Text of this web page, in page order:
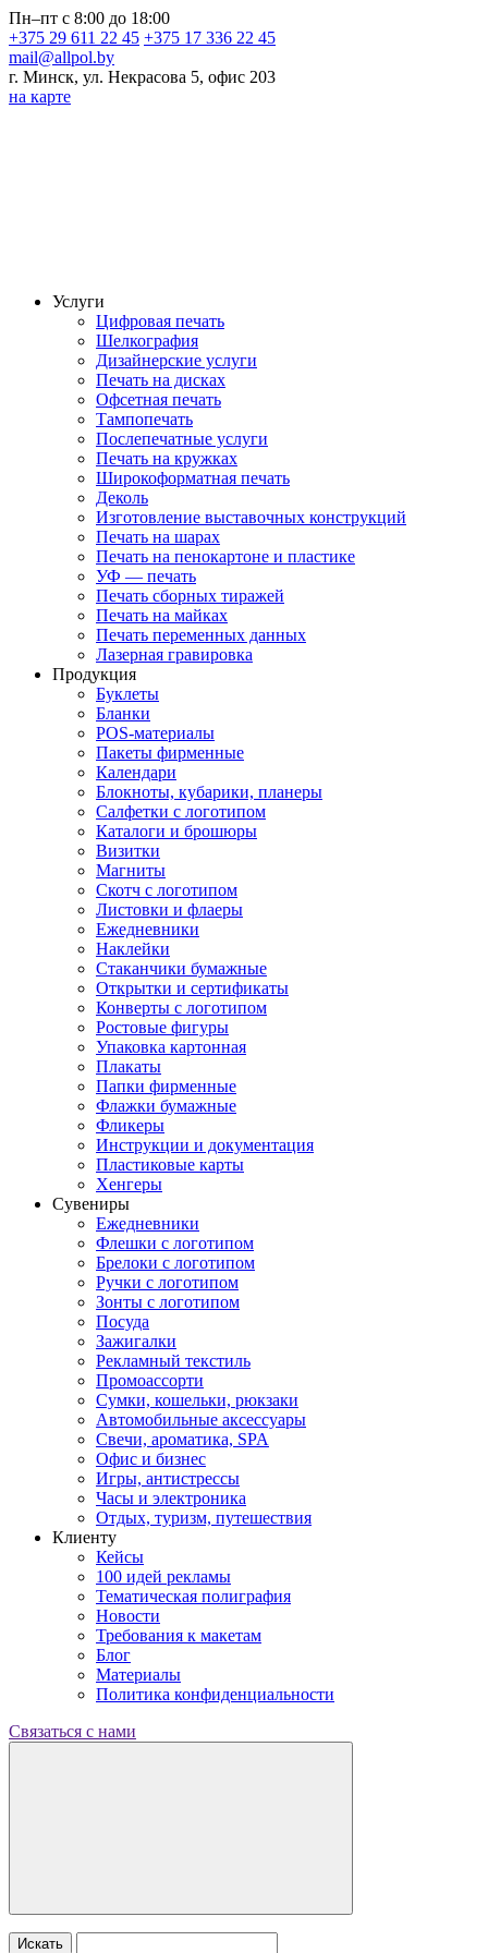
Пн–пт с 8:00 до 18:00
+375 29 611 22 45 +375 17 336 22 45
mail@allpol.by
г. Минск, ул. Некрасова 5, офис 203
на карте
Услуги
Цифровая печать
Шелкография
Дизайнерские услуги
Печать на дисках
Офсетная печать
Тампопечать
Послепечатные услуги
Печать на кружках
Широкоформатная печать
Деколь
Изготовление выставочных конструкций
Печать на шарах
Печать на пенокартоне и пластике
УФ — печать
Печать сборных тиражей
Печать на майках
Печать переменных данных
Лазерная гравировка
Продукция
Буклеты
Бланки
POS-материалы
Пакеты фирменные
Календари
Блокноты, кубарики, планеры
Салфетки с логотипом
Каталоги и брошюры
Визитки
Магниты
Скотч с логотипом
Листовки и флаеры
Ежедневники
Наклейки
Стаканчики бумажные
Открытки и сертификаты
Конверты с логотипом
Ростовые фигуры
Упаковка картонная
Плакаты
Папки фирменные
Флажки бумажные
Фликеры
Инструкции и документация
Пластиковые карты
Хенгеры
Сувениры
Ежедневники
Флешки с логотипом
Брелоки с логотипом
Ручки с логотипом
Зонты с логотипом
Посуда
Зажигалки
Рекламный текстиль
Промоассорти
Сумки, кошельки, рюкзаки
Автомобильные аксессуары
Свечи, ароматика, SPA
Офис и бизнес
Игры, антистрессы
Часы и электроника
Отдых, туризм, путешествия
Клиенту
Кейсы
100 идей рекламы
Тематическая полиграфия
Новости
Требования к макетам
Блог
Материалы
Политика конфиденциальности
Связаться с нами
Искать